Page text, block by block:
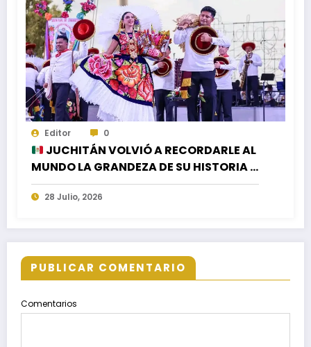
Editor 0
JUCHITÁN VOLVIÓ A RECORDARLE AL
MUNDO LA GRANDEZA DE SU HISTORIA Y
SU CULTURA EN EL CIERRE DE LA
GUELAGUETZA 2026
28 Julio, 2026
PUBLICAR COMENTARIO
Comentarios